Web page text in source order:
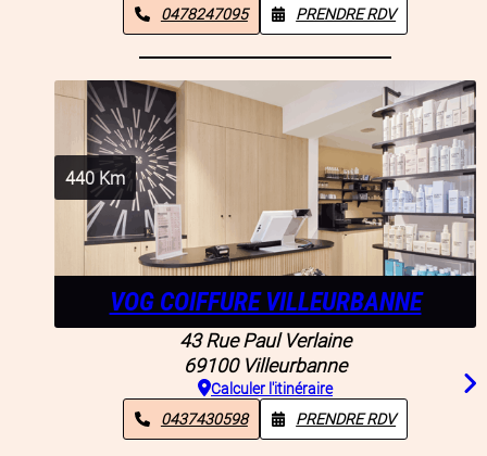
0478247095
PRENDRE RDV
440Km
VOG COIFFURE VILLEURBANNE
43 Rue Paul Verlaine
69100 Villeurbanne
Calculer l'itinéraire
0437430598
PRENDRE RDV